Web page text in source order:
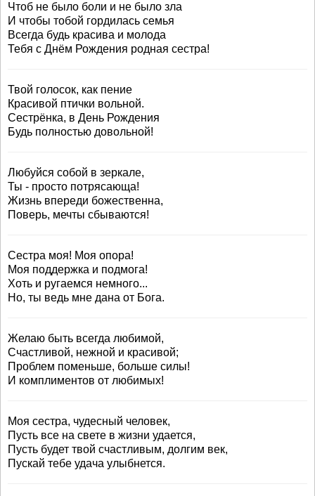
Чтоб не было боли и не было зла
И чтобы тобой гордилась семья
Всегда будь красива и молода
Тебя с Днём Рождения родная сестра!
Твой голосок, как пение
Красивой птички вольной.
Сестрёнка, в День Рождения
Будь полностью довольной!
Любуйся собой в зеркале,
Ты - просто потрясающа!
Жизнь впереди божественна,
Поверь, мечты сбываются!
Сестра моя! Моя опора!
Моя поддержка и подмога!
Хоть и ругаемся немного...
Но, ты ведь мне дана от Бога.
Желаю быть всегда любимой,
Счастливой, нежной и красивой;
Проблем поменьше, больше силы!
И комплиментов от любимых!
Моя сестра, чудесный человек,
Пусть все на свете в жизни удается,
Пусть будет твой счастливым, долгим век,
Пускай тебе удача улыбнется.